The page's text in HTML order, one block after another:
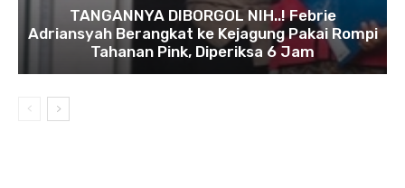
TANGANNYA DIBORGOL NIH..! Febrie
Adriansyah Berangkat ke Kejagung Pakai Rompi
Tahanan Pink, Diperiksa 6 Jam